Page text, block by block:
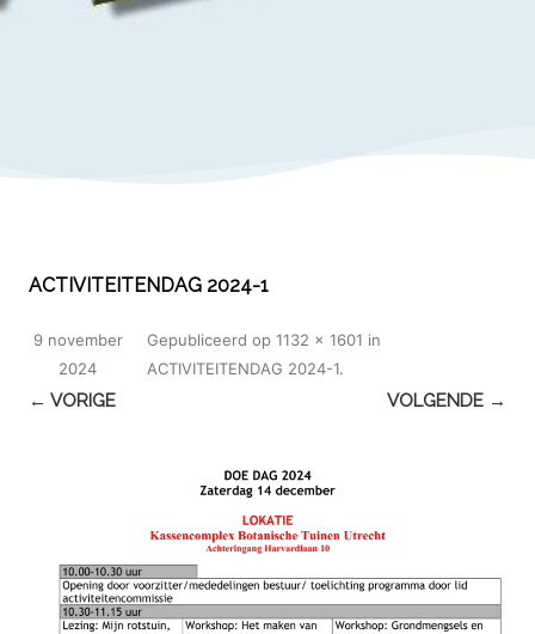
ACTIVITEITENDAG 2024-1
Gepubliceerd
9 november
2024
op 1132 × 1601 in
ACTIVITEITENDAG 2024-1.
← VORIGE VOLGENDE →